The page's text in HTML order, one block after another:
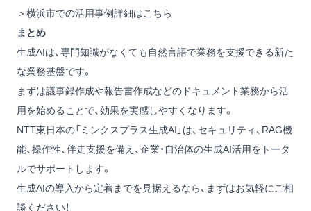
＞横浜市での活用事例詳細はこちら
まとめ
生成AIは、専門知識がなくても自然言語で業務を支援できる新た
な業務基盤です。
まずは議事録作成や報告書作成などのドキュメント業務から活
用を始めることで、効果を実感しやすくなります。
NTT東日本の「ミンクスプラス生成AI」は、セキュリティ、RAG機
能、操作性、伴走支援を備え、企業・自治体の生成AI活用をトータ
ルでサポートします。
生成AIの導入から定着までを見据えるなら、まずはお気軽にご相
談ください！